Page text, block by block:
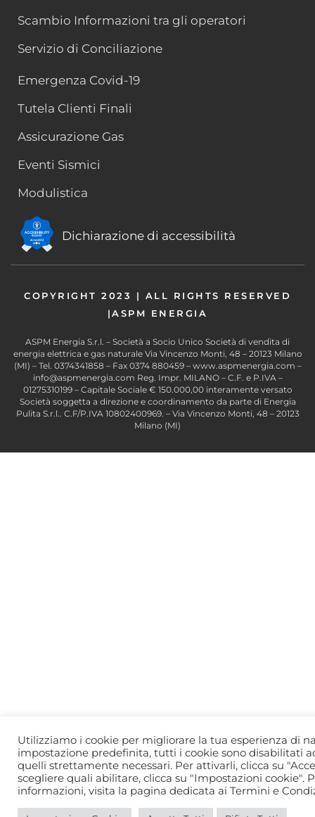
Scambio Informazioni tra gli operatori
Servizio di Conciliazione
Emergenza Covid-19
Tutela Clienti Finali
Assicurazione Gas
Eventi Sismici
Modulistica
Dichiarazione di accessibilità
COPYRIGHT 2023 | ALL RIGHTS RESERVED
|ASPM ENERGIA
ASPM Energia S.r.l. – Società a Socio Unico Società di vendita di
energia elettrica e gas naturale Via Vincenzo Monti, 48 – 20123 Milano
(MI) – Tel. 0374341858 – Fax 0374 880459 – www.aspmenergia.com –
info@aspmenergia.com Reg. Impr. MILANO – C.F. e P.IVA –
01275310199 – Capitale Sociale € 150.000,00 interamente versato
Società soggetta a direzione e coordinamento da parte di Energia
Pulita S.r.l.. C.F/P.IVA 10802400969. – Via Vincenzo Monti, 48 – 20123
Milano (MI)
Utilizziamo i cookie per migliorare la tua esperienza di
impostazione predefinita, tutti i cookie sono disabilitati
quelli strettamente necessari. Per attivarli, clicca su
scegliere quali abilitare, clicca su "Impostazioni cookie".
informazioni, visita la pagina dedicata ai Termini e